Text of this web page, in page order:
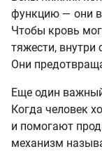
функцию — они
Чтобы кровь
тяжести,
Они
Еще один
Когда человек
и помогают
механизм